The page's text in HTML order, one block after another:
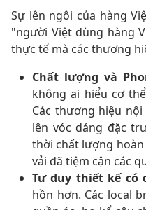
Sự lên ngôi của hàng
"người Việt dùng hàng
thực tế mà các thương
Chất lượng và
không ai hiểu cơ
Các thương hiệu
lên vóc dáng đặc
thời chất lượng
vải đã tiệm cận các
Tư duy thiết kế có
hồn hơn. Các local